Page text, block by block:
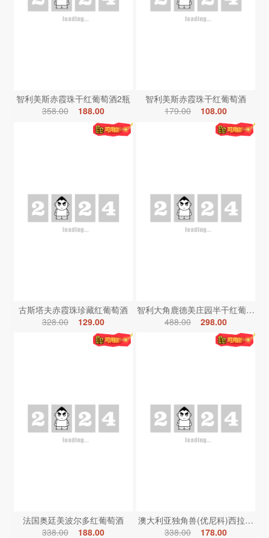
智利美斯赤霞珠干红葡萄酒2瓶
358.00
188.00
智利美斯赤霞珠干红葡萄酒
179.00
108.00
古斯塔夫赤霞珠珍藏红葡萄酒
328.00
129.00
智利大角鹿德美庄园半干红葡萄酒
488.00
298.00
法国奥廷美波尔多红葡萄酒
338.00
188.00
澳大利亚独角兽(优尼科)西拉红葡
338.00
178.00